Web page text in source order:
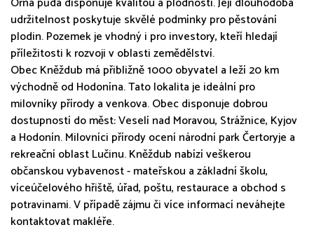
udržitelnost poskytuje skvělé podmínky pro pěstování
plodin. Pozemek je vhodný i pro investory, kteří hledají
příležitosti k rozvoji v oblasti zemědělství.
Obec Kněždub má přibližně 1000 obyvatel a leží 20 km
východně od Hodonína. Tato lokalita je ideální pro
milovníky přírody a venkova. Obec disponuje dobrou
dostupností do měst: Veselí nad Moravou, Strážnice, Kyjov
a Hodonín. Milovníci přírody ocení národní park Čertoryje a
rekreační oblast Lučinu. Kněždub nabízí veškerou
občanskou vybavenost - mateřskou a základní školu,
víceúčelového hřiště, úřad, poštu, restaurace a obchod s
potravinami. V případě zájmu či více informací neváhejte
kontaktovat makléře.